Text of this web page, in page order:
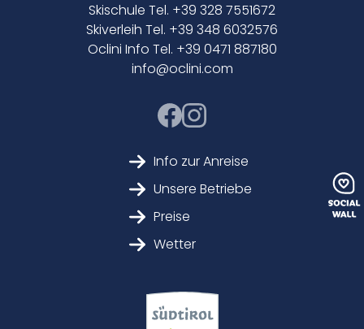
Skischule Tel. +39 328 7551672
Skiverleih Tel. +39 348 6032576
Oclini Info Tel. +39 0471 887180
info@oclini.com
Info zur Anreise
Unsere Betriebe
Preise
Wetter